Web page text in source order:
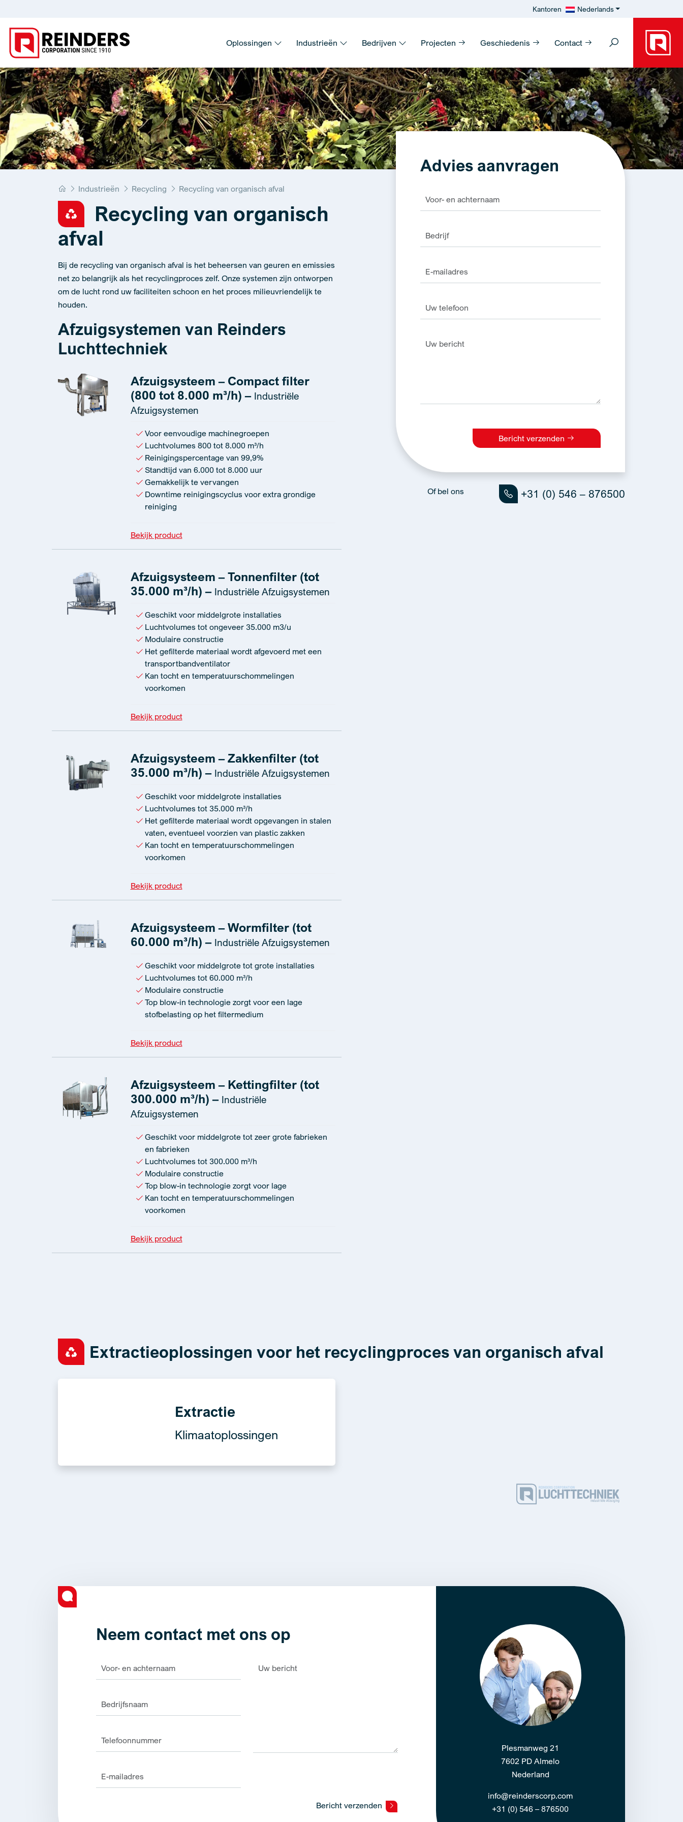
Kantoren Nederlands
Oplossingen Industrieën Bedrijven Projecten Geschiedenis Contact
Home
Industrieën Recycling Recycling van organisch afval
Recycling van organisch
afval
Bij de recycling van organisch afval is het beheersen van geuren en emissies
net zo belangrijk als het recyclingproces zelf. Onze systemen zijn ontworpen
om de lucht rond uw faciliteiten schoon en het proces milieuvriendelijk te
houden.
Afzuigsystemen van Reinders
Luchttechniek
Afzuigsysteem – Compact filter
(800 tot 8.000 m³/h) – Industriële
Afzuigsystemen
Voor eenvoudige machinegroepen
Luchtvolumes 800 tot 8.000 m³/h
Reinigingspercentage van 99,9%
Standtijd van 6.000 tot 8.000 uur
Gemakkelijk te vervangen
Downtime reinigingscyclus voor extra grondige
reiniging
Bekijk product
Afzuigsysteem – Tonnenfilter (tot
35.000 m³/h) – Industriële Afzuigsystemen
Geschikt voor middelgrote installaties
Luchtvolumes tot ongeveer 35.000 m3/u
Modulaire constructie
Het gefilterde materiaal wordt afgevoerd met een
transportbandventilator
Kan tocht en temperatuurschommelingen
voorkomen
Bekijk product
Afzuigsysteem – Zakkenfilter (tot
35.000 m³/h) – Industriële Afzuigsystemen
Geschikt voor middelgrote installaties
Luchtvolumes tot 35.000 m³/h
Het gefilterde materiaal wordt opgevangen in stalen
vaten, eventueel voorzien van plastic zakken
Kan tocht en temperatuurschommelingen
voorkomen
Bekijk product
Afzuigsysteem – Wormfilter (tot
60.000 m³/h) – Industriële Afzuigsystemen
Geschikt voor middelgrote tot grote installaties
Luchtvolumes tot 60.000 m³/h
Modulaire constructie
Top blow-in technologie zorgt voor een lage
stofbelasting op het filtermedium
Bekijk product
Afzuigsysteem – Kettingfilter (tot
300.000 m³/h) – Industriële
Afzuigsystemen
Geschikt voor middelgrote tot zeer grote fabrieken
en fabrieken
Luchtvolumes tot 300.000 m³/h
Modulaire constructie
Top blow-in technologie zorgt voor lage
Kan tocht en temperatuurschommelingen
voorkomen
Bekijk product
Advies aanvragen
Bericht verzenden
Of bel ons +31 (0) 546 – 876500
Extractieoplossingen voor het recyclingproces van organisch afval
Extractie
Klimaatoplossingen
Neem contact met ons op
Bericht verzenden
Plesmanweg 21
7602 PD Almelo
Nederland
info@reinderscorp.com
+31 (0) 546 – 876500